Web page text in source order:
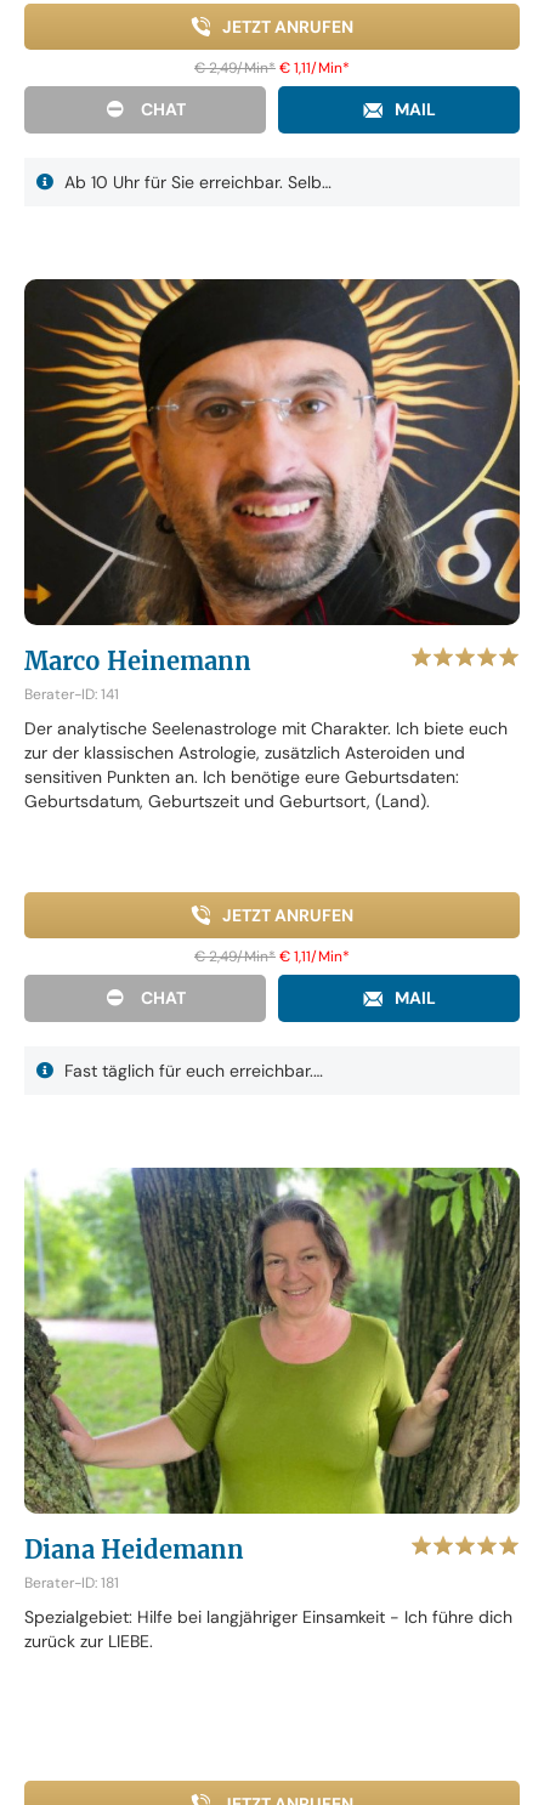
JETZT ANRUFEN
€ 2,49/Min*€ 1,11/Min*
CHAT MAIL
Ab 10 Uhr für Sie erreichbar. Selb…
Marco Heinemann
Berater-ID: 141
Der analytische Seelenastrologe mit Charakter. Ich biete euch
zur der klassischen Astrologie, zusätzlich Asteroiden und
sensitiven Punkten an. Ich benötige eure Geburtsdaten:
Geburtsdatum, Geburtszeit und Geburtsort, (Land).
JETZT ANRUFEN
€ 2,49/Min*€ 1,11/Min*
CHAT MAIL
Fast täglich für euch erreichbar.…
Diana Heidemann
Berater-ID: 181
Spezialgebiet: Hilfe bei langjähriger Einsamkeit - Ich führe dich
zurück zur LIEBE.